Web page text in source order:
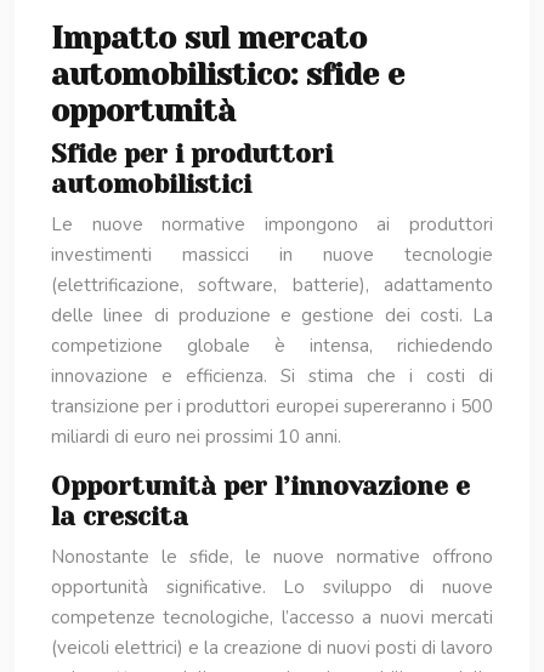
Impatto sul mercato
automobilistico: sfide e
opportunità
Sfide per i produttori
automobilistici
Le nuove normative impongono ai produttori
investimenti massicci in nuove tecnologie
(elettrificazione, software, batterie), adattamento
delle linee di produzione e gestione dei costi. La
competizione globale è intensa, richiedendo
innovazione e efficienza. Si stima che i costi di
transizione per i produttori europei supereranno i 500
miliardi di euro nei prossimi 10 anni.
Opportunità per l’innovazione e
la crescita
Nonostante le sfide, le nuove normative offrono
opportunità significative. Lo sviluppo di nuove
competenze tecnologiche, l’accesso a nuovi mercati
(veicoli elettrici) e la creazione di nuovi posti di lavoro